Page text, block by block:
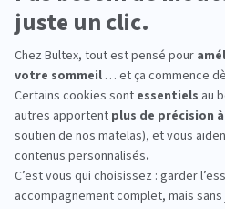
interrogées de février 2019
Iligo.
PULSAT LA
essayez avant
Rien ne remplace un essai en
allongez‑vous, comparez
quelques minutes sur chaque
place vous aide à affiner le
morphologie et vos